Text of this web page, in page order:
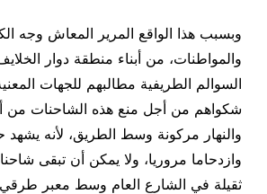
وبسبب هذا الواقع المرير المعاش وجه
والمواطنات، من أبناء منطقة دوار
السوالم الطريفية مطالبهم للجهات
شكواهم من أجل منع هذه الشاحنات من
والنهار مركونة وسط الطريق، لأنه
وازدحاما مروريا، ولا يمكن أن تبقى
ثقيلة في الشارع العام وسط معبر